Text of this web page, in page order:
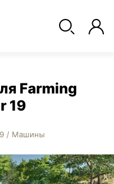
Farming
19
/ Машины